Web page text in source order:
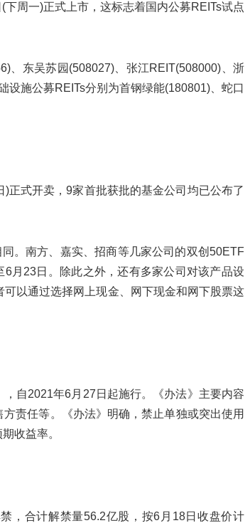
下周一)正式上市，这标志着国内公募REITs试点
、东吴苏园(508027)、张江REIT(508000)、浙
设施公募REITs分别为首钢绿能(180801)、蛇口
正式开卖，9家首批获批的基金公司均已公布了
。南方、嘉实、招商等几家公司的双创50ETF
月23日。除此之外，还有多家公司对该产品设
以通过选择网上现金、网下现金和网下股票这
自2021年6月27日起施行。《办法》主要内容
责任等。《办法》明确，禁止单独或突出使用
收益率。
，合计解禁量56.2亿股，按6月18日收盘价计